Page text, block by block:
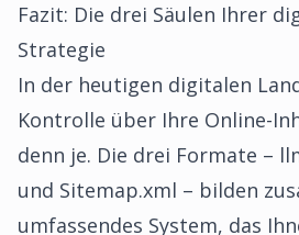
Fazit: Die drei Säulen Ihrer
Strategie
In der heutigen digitalen
Kontrolle über Ihre Online-
denn je. Die drei Formate –
und Sitemap.xml – bilden
umfassendes System, das